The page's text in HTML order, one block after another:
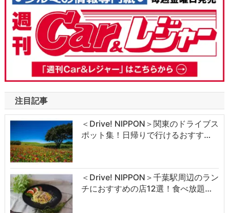
注目記事
＜Drive! NIPPON＞関東のドライブス
ポット集！日帰りで行けるおすす…
＜Drive! NIPPON＞千葉駅周辺のラン
チにおすすめの店12選！食べ放題…